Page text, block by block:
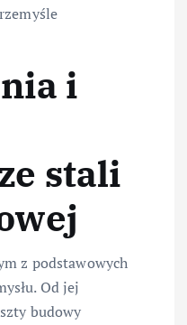
i
stali
z podstawowych
Od jej
budowy